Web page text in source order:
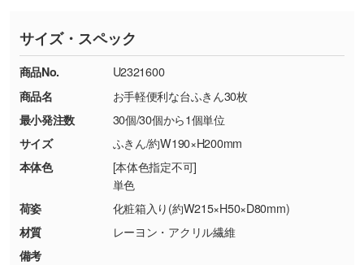
す。→詳しく見る
・コーポレートカラーを使って印刷したい／印
刷色にこだわりがある
DIC・PANTONEなどのカラーチップの指定や、
現物支給による色指定も承っております。→
しく見る
・背景がある画像からキャラクター部分だけを
シンプルな背景のデータや、使いたいキャラク
※詳しくは「商品の良品基準について
ください。
【返品・交換ができない場合】
・お客様の元で商品を加工された場合、または
商品が破損した場合
・商品到着後7日以上経過している場合
・お客様のご都合による返品・交換依頼(商
品・色・数量などの注文間違い等)
TEL：0422-29-9911 営業時間10:00～
18:00(土日祝日除く)
サイズ・スペック
商品No.
U2321600
商品名
お手軽便利な台ふきん30枚
最小発注数
30個/30個から1個単位
サイズ
ふきん/約W190×H200mm
本体色
[本体色指定不可]
単色
荷姿
化粧箱入り(約W215×H50×D80mm)
材質
レーヨン・アクリル繊維
備考